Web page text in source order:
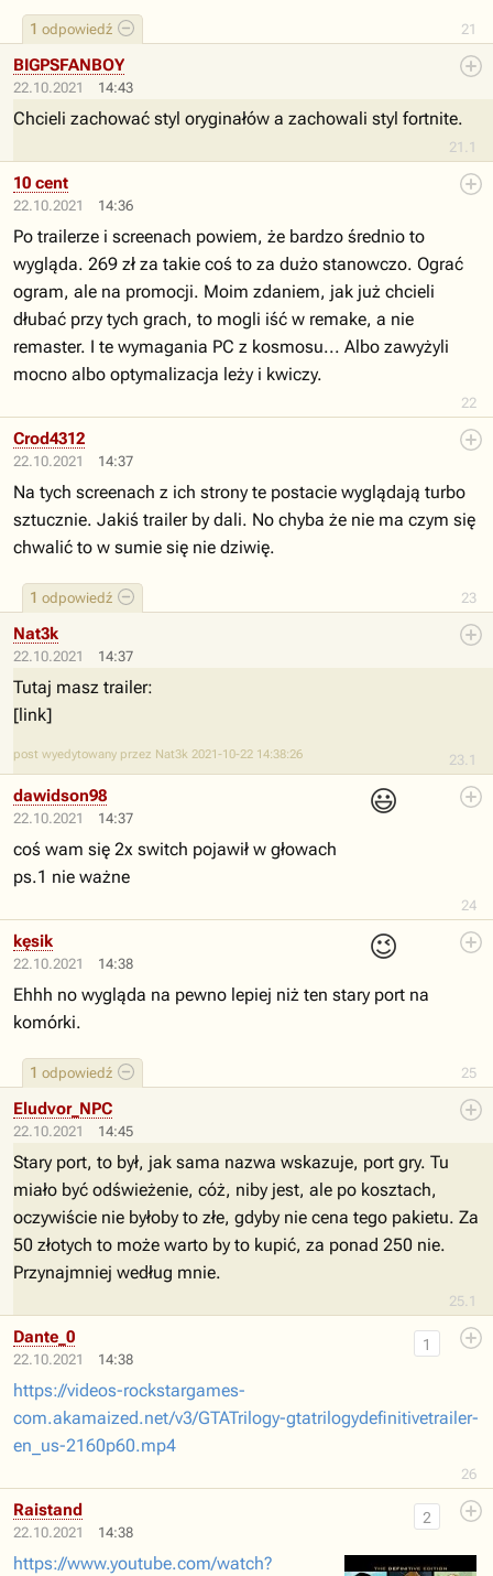
21
1 odpowiedź
22.10.2021 14:43
21.1
BIGPSFANBOY
Chcieli zachować styl oryginałów a zachowali styl fortnite.
22.10.2021 14:36
22
10 cent
Po trailerze i screenach powiem, że bardzo średnio to
wygląda. 269 zł za takie coś to za dużo stanowczo. Ograć
ogram, ale na promocji. Moim zdaniem, jak już chcieli
dłubać przy tych grach, to mogli iść w remake, a nie
remaster. I te wymagania PC z kosmosu... Albo zawyżyli
mocno albo optymalizacja leży i kwiczy.
22.10.2021 14:37
23
1 odpowiedź
Crod4312
Na tych screenach z ich strony te postacie wyglądają turbo
sztucznie. Jakiś trailer by dali. No chyba że nie ma czym się
chwalić to w sumie się nie dziwię.
22.10.2021 14:37
23.1
Nat3k
Tutaj masz trailer:
[link]
post wyedytowany przez Nat3k 2021-10-22 14:38:26
22.10.2021 14:37
😃
24
dawidson98
coś wam się 2x switch pojawił w głowach
ps.1 nie ważne
22.10.2021 14:38
😉
25
1 odpowiedź
kęsik
Ehhh no wygląda na pewno lepiej niż ten stary port na
komórki.
22.10.2021 14:45
25.1
Eludvor_NPC
Stary port, to był, jak sama nazwa wskazuje, port gry. Tu
miało być odświeżenie, cóż, niby jest, ale po kosztach,
oczywiście nie byłoby to złe, gdyby nie cena tego pakietu. Za
50 złotych to może warto by to kupić, za ponad 250 nie.
Przynajmniej według mnie.
22.10.2021 14:38
26
1
Dante_0
https://videos-rockstargames-
com.akamaized.net/v3/GTATrilogy-gtatrilogydefinitivetrailer-
en_us-2160p60.mp4
22.10.2021 14:38
2
Raistand
https://www.youtube.com/watch?